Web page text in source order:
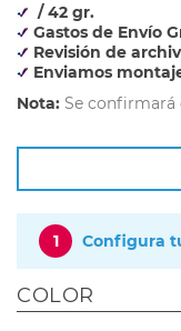
/ 42 gr.
Gastos de Envío
Revisión de
Enviamos
Nota: Se confirmará
1 Configura
COLOR